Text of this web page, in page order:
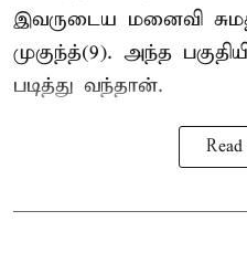
இவருடைய மனைவி
முகுந்த்(9). அந்த
படித்து வந்தான்.